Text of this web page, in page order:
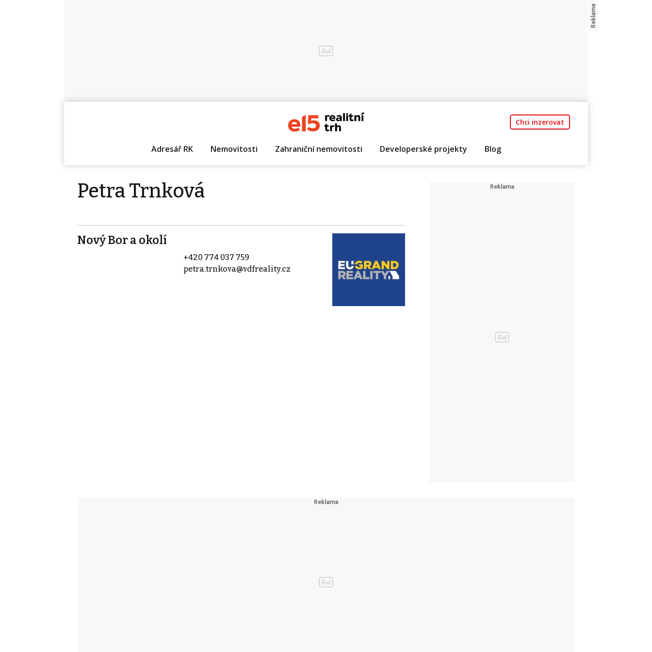
Chci inzerovat
Adresář RK Nemovitosti Zahraniční nemovitosti Developerské projekty Blog
Petra Trnková
Nový Bor a okolí
+420 774 037 759
petra.trnkova@vdfreality.cz